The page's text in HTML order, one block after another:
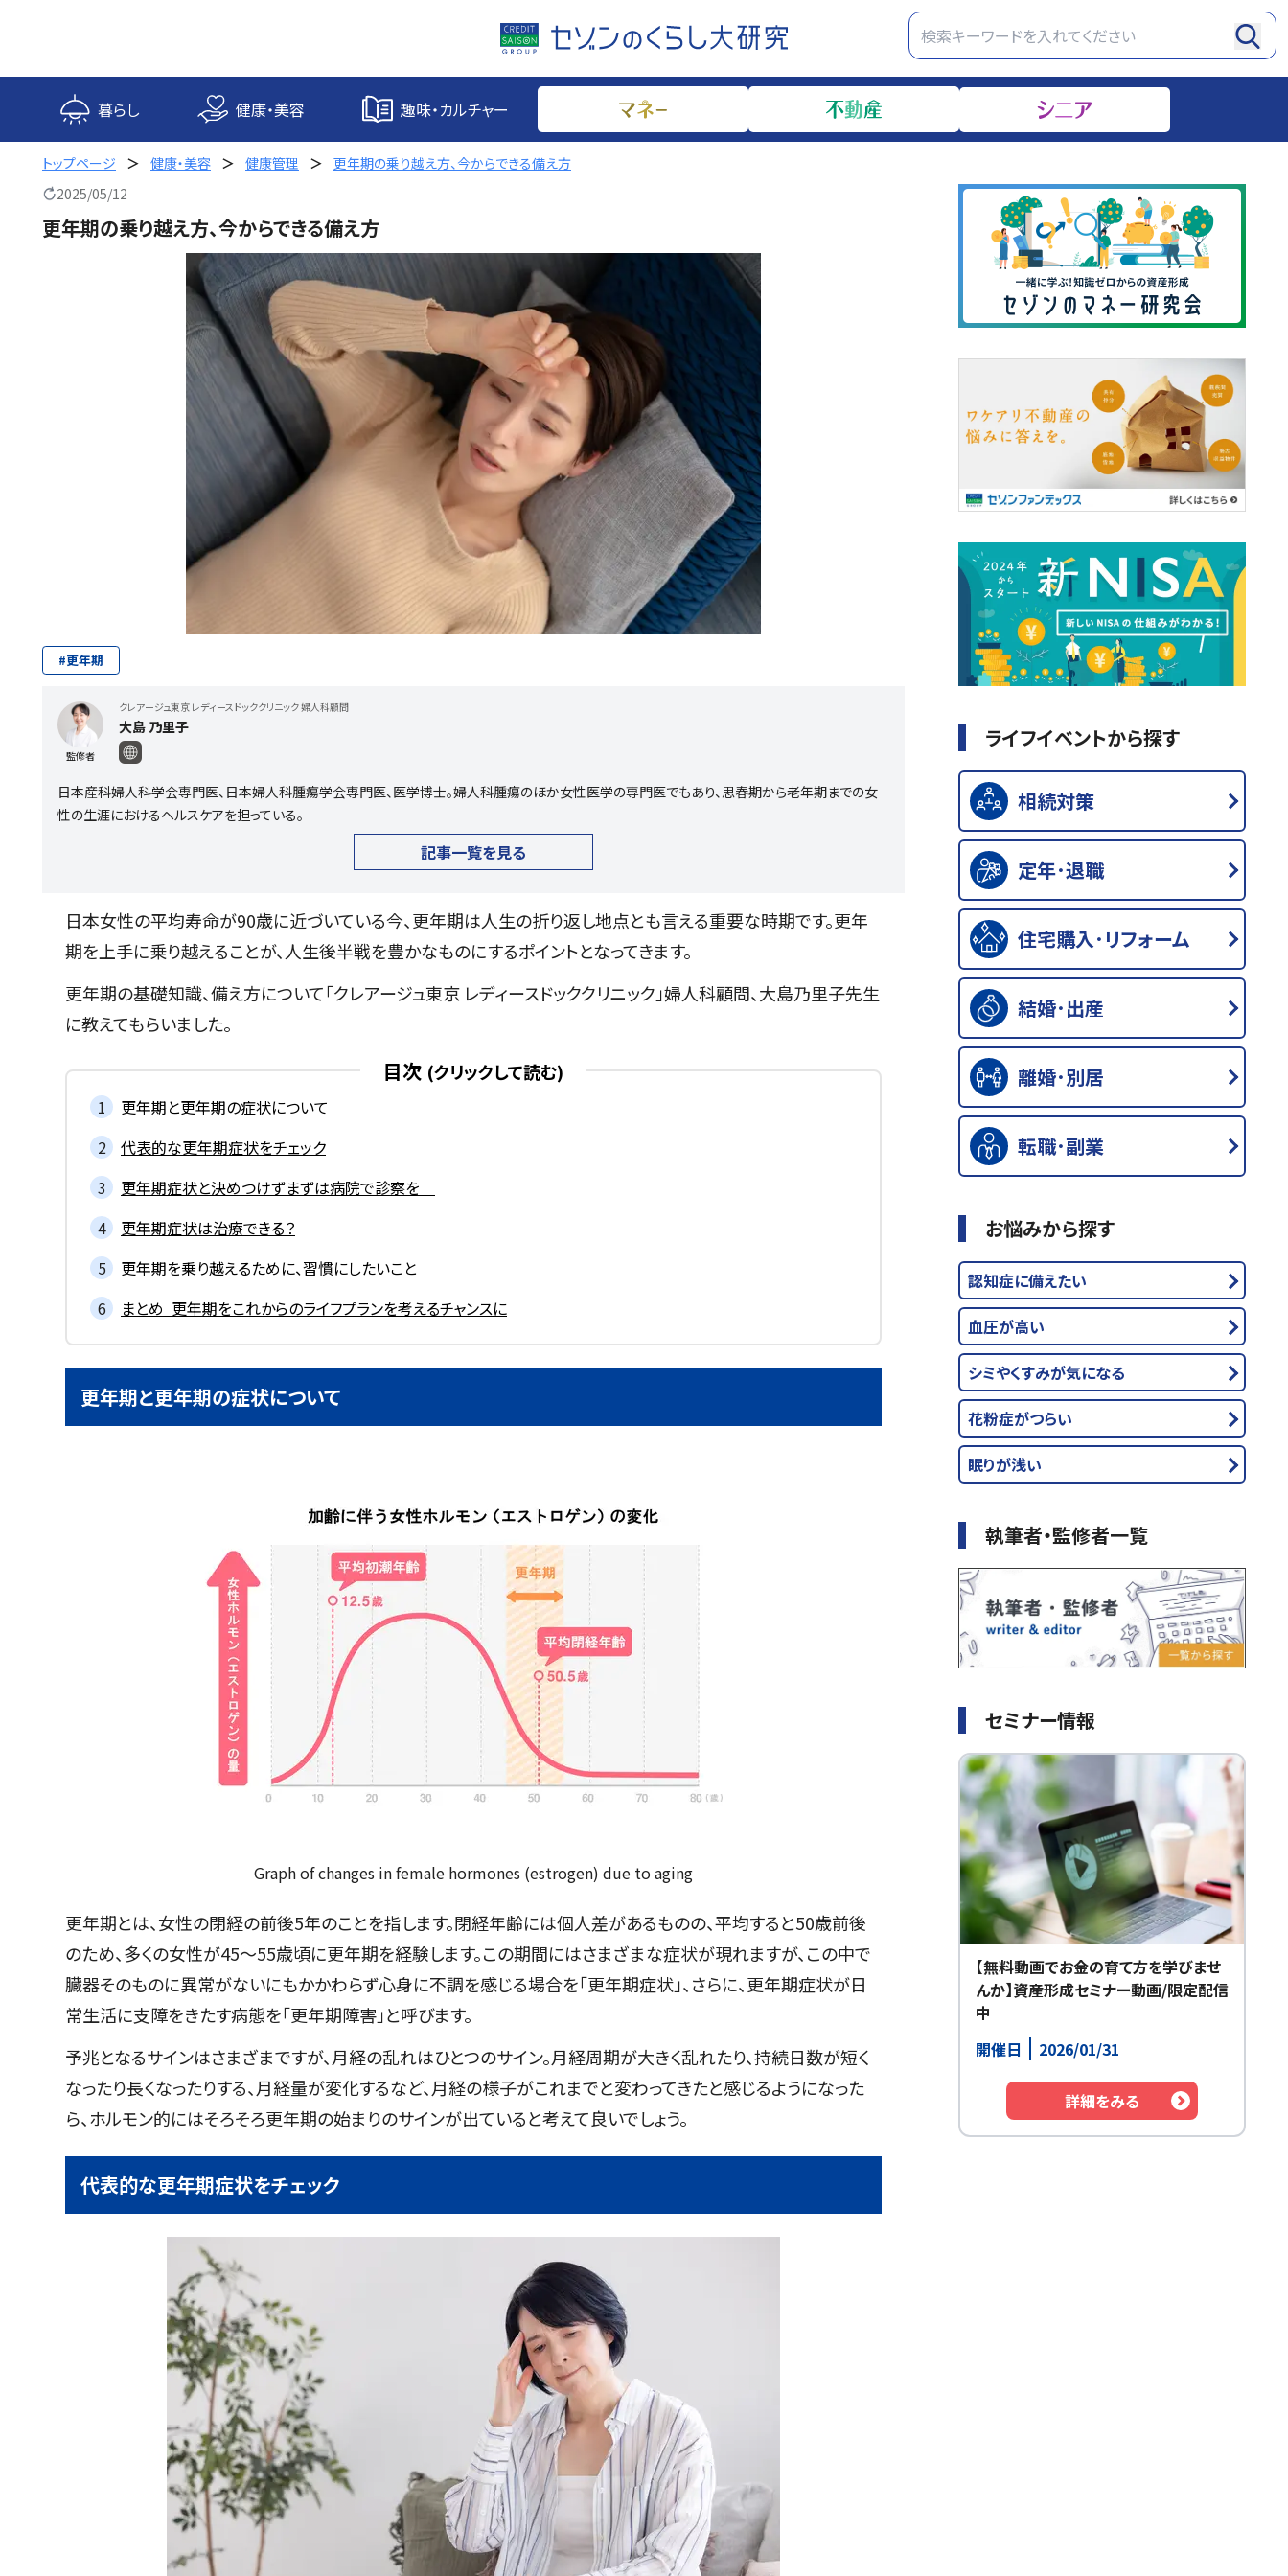
ス
プ
暮らし 健康・美容 趣味・カルチャー
トップページ 健康・美容 健康管理
更年期の乗り越え方、今からできる備え方
2025/05/12
更年期の乗り越え方、今からできる備え方
#更年期
監修者
クレアージュ東京 レディースドッククリニック 婦人科顧問
大島 乃里子
日本産科婦人科学会専門医、日本婦人科腫瘍学会専門医、医学博士。婦人科腫瘍のほか女性医学の専門医でもあり、思春期から老年期までの女
性の生涯におけるヘルスケアを担っている。
記事一覧を見る
日本女性の平均寿命が90歳に近づいている今、更年期は人生の折り返し地点とも言える重要な時期です。更年
期を上手に乗り越えることが、人生後半戦を豊かなものにするポイントとなってきます。
更年期の基礎知識、備え方について「クレアージュ東京 レディースドッククリニック」婦人科顧問、大島乃里子先生
に教えてもらいました。
目次
更年期と更年期の症状について
代表的な更年期症状をチェック
更年期症状と決めつけずまずは病院で診察を
更年期症状は治療できる？
更年期を乗り越えるために、習慣にしたいこと
まとめ 更年期をこれからのライフプランを考えるチャンスに
更年期と更年期の症状について
Graph of changes in female hormones (estrogen) due to aging
更年期とは、女性の閉経の前後5年のことを指します。閉経年齢には個人差があるものの、平均すると50歳前後
のため、多くの女性が45〜55歳頃に更年期を経験します。この期間にはさまざまな症状が現れますが、この中で
臓器そのものに異常がないにもかかわらず心身に不調を感じる場合を「更年期症状」、さらに、更年期症状が日
常生活に支障をきたす病態を「更年期障害」と呼びます。
予兆となるサインはさまざまですが、月経の乱れはひとつのサイン。月経周期が大きく乱れたり、持続日数が短く
なったり長くなったりする、月経量が変化するなど、月経の様子がこれまでと変わってきたと感じるようになった
ら、ホルモン的にはそろそろ更年期の始まりのサインが出ていると考えて良いでしょう。
代表的な更年期症状をチェック
ライフイベントから探す
相続対策
定年･退職
住宅購入･リフォーム
結婚･出産
離婚･別居
転職･副業
お悩みから探す
認知症に備えたい
血圧が高い
シミやくすみが気になる
花粉症がつらい
眠りが浅い
執筆者・監修者一覧
セミナー情報
【無料動画でお金の育て方を学びませ
んか】資産形成セミナー動画/限定配信
中
開催日
2026/01/31
詳細をみる